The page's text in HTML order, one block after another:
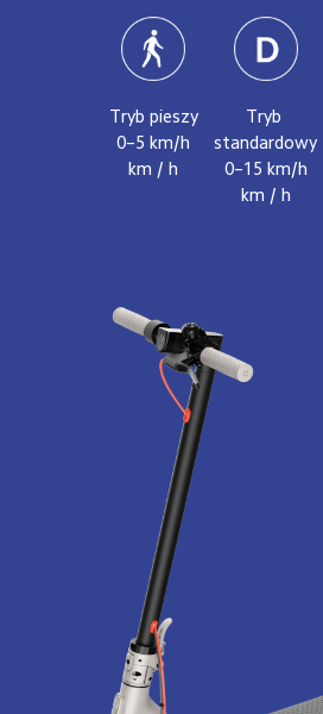
Tryb pieszy
0–5 km/h
km / h
Tryb
standardowy
0–15 km/h
km / h